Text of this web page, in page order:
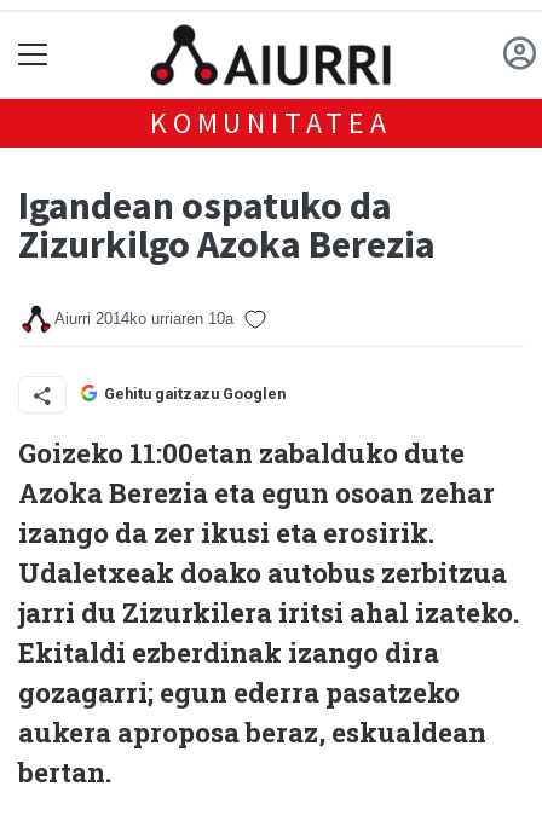
KOMUNITATEA
Igandean ospatuko da
Zizurkilgo Azoka Berezia
Aiurri 2014ko urriaren 10a
Gehitu gaitzazu Googlen
Goizeko 11:00etan zabalduko dute
Azoka Berezia eta egun osoan zehar
izango da zer ikusi eta erosirik.
Udaletxeak doako autobus zerbitzua
jarri du Zizurkilera iritsi ahal izateko.
Ekitaldi ezberdinak izango dira
gozagarri; egun ederra pasatzeko
aukera aproposa beraz, eskualdean
bertan.